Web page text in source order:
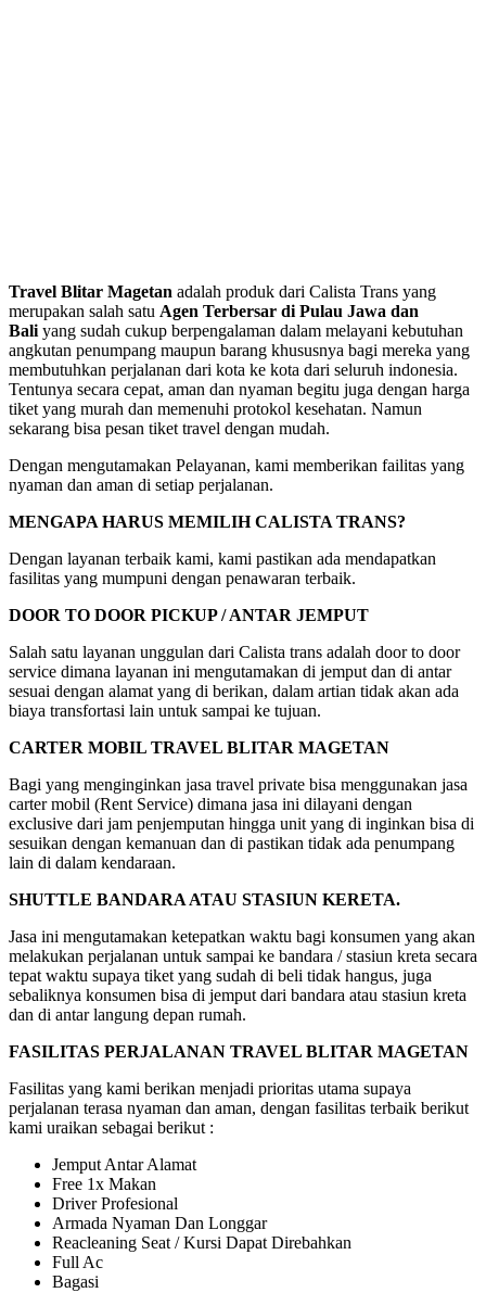
Travel Blitar Magetan adalah produk dari Calista Trans yang
merupakan salah satu Agen Terbersar di Pulau Jawa dan
Baliyang sudah cukup berpengalaman dalam melayani kebutuhan
angkutan penumpang maupun barang khususnya bagi mereka yang
membutuhkan perjalanan dari kota ke kota dari seluruh indonesia.
Tentunya secara cepat, aman dan nyaman begitu juga dengan harga
tiket yang murah dan memenuhi protokol kesehatan. Namun
sekarang bisa pesan tiket travel dengan mudah.
Dengan mengutamakan Pelayanan, kami memberikan failitas yang
nyaman dan aman di setiap perjalanan.
MENGAPA HARUS MEMILIH CALISTA TRANS?
Dengan layanan terbaik kami, kami pastikan ada mendapatkan
fasilitas yang mumpuni dengan penawaran terbaik.
DOOR TO DOOR PICKUP / ANTAR JEMPUT
Salah satu layanan unggulan dari Calista trans adalah door to door
service dimana layanan ini mengutamakan di jemput dan di antar
sesuai dengan alamat yang di berikan, dalam artian tidak akan ada
biaya transfortasi lain untuk sampai ke tujuan.
CARTER MOBIL TRAVEL BLITAR MAGETAN
Bagi yang menginginkan jasa travel private bisa menggunakan jasa
carter mobil (Rent Service) dimana jasa ini dilayani dengan
exclusive dari jam penjemputan hingga unit yang di inginkan bisa di
sesuikan dengan kemanuan dan di pastikan tidak ada penumpang
lain di dalam kendaraan.
SHUTTLE BANDARA ATAU STASIUN KERETA.
Jasa ini mengutamakan ketepatkan waktu bagi konsumen yang akan
melakukan perjalanan untuk sampai ke bandara / stasiun kreta secara
tepat waktu supaya tiket yang sudah di beli tidak hangus, juga
sebaliknya konsumen bisa di jemput dari bandara atau stasiun kreta
dan di antar langung depan rumah.
FASILITAS PERJALANAN TRAVEL BLITAR MAGETAN
Fasilitas yang kami berikan menjadi prioritas utama supaya
perjalanan terasa nyaman dan aman, dengan fasilitas terbaik berikut
kami uraikan sebagai berikut :
Jemput Antar Alamat
Free 1x Makan
Driver Profesional
Armada Nyaman Dan Longgar
Reacleaning Seat / Kursi Dapat Direbahkan
Full Ac
Bagasi